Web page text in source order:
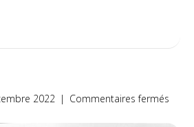
2022 | Commentaires fermés